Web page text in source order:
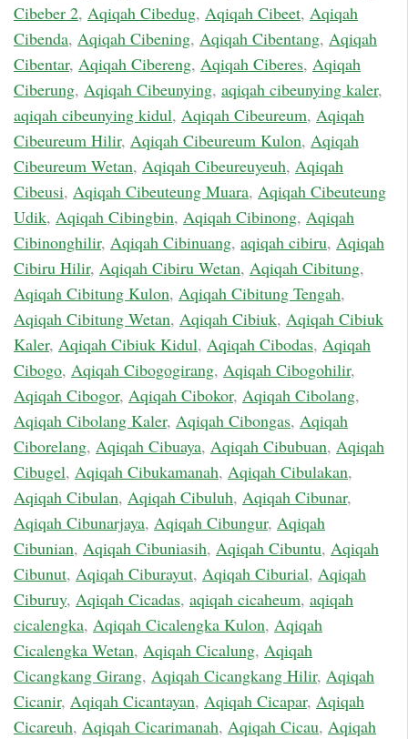
Cibeber 2, Aqiqah Cibedug, Aqiqah Cibeet, Aqiqah
Cibenda, Aqiqah Cibening, Aqiqah Cibentang, Aqiqah
Cibentar, Aqiqah Cibereng, Aqiqah Ciberes, Aqiqah
Ciberung, Aqiqah Cibeunying, aqiqah cibeunying kaler,
aqiqah cibeunying kidul, Aqiqah Cibeureum, Aqiqah
Cibeureum Hilir, Aqiqah Cibeureum Kulon, Aqiqah
Cibeureum Wetan, Aqiqah Cibeureuyeuh, Aqiqah
Cibeusi, Aqiqah Cibeuteung Muara, Aqiqah Cibeuteung
Udik, Aqiqah Cibingbin, Aqiqah Cibinong, Aqiqah
Cibinonghilir, Aqiqah Cibinuang, aqiqah cibiru, Aqiqah
Cibiru Hilir, Aqiqah Cibiru Wetan, Aqiqah Cibitung,
Aqiqah Cibitung Kulon, Aqiqah Cibitung Tengah,
Aqiqah Cibitung Wetan, Aqiqah Cibiuk, Aqiqah Cibiuk
Kaler, Aqiqah Cibiuk Kidul, Aqiqah Cibodas, Aqiqah
Cibogo, Aqiqah Cibogogirang, Aqiqah Cibogohilir,
Aqiqah Cibogor, Aqiqah Cibokor, Aqiqah Cibolang,
Aqiqah Cibolang Kaler, Aqiqah Cibongas, Aqiqah
Ciborelang, Aqiqah Cibuaya, Aqiqah Cibubuan, Aqiqah
Cibugel, Aqiqah Cibukamanah, Aqiqah Cibulakan,
Aqiqah Cibulan, Aqiqah Cibuluh, Aqiqah Cibunar,
Aqiqah Cibunarjaya, Aqiqah Cibungur, Aqiqah
Cibunian, Aqiqah Cibuniasih, Aqiqah Cibuntu, Aqiqah
Cibunut, Aqiqah Ciburayut, Aqiqah Ciburial, Aqiqah
Ciburuy, Aqiqah Cicadas, aqiqah cicaheum, aqiqah
cicalengka, Aqiqah Cicalengka Kulon, Aqiqah
Cicalengka Wetan, Aqiqah Cicalung, Aqiqah
Cicangkang Girang, Aqiqah Cicangkang Hilir, Aqiqah
Cicanir, Aqiqah Cicantayan, Aqiqah Cicapar, Aqiqah
Cicareuh, Aqiqah Cicarimanah, Aqiqah Cicau, Aqiqah